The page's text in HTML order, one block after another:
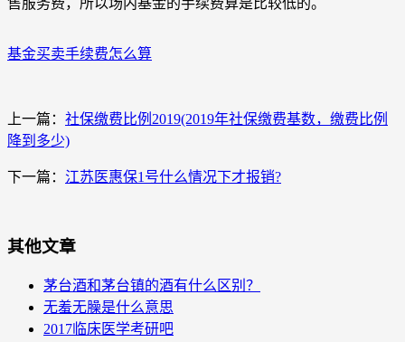
基金买卖手续费怎么算
上一篇： 社保缴费比例2019(2019年社保缴费基数，缴费比例
降到多少)
下一篇： 江苏医惠保1号什么情况下才报销?
其他文章
茅台酒和茅台镇的酒有什么区别？
无羞无臊是什么意思
2017临床医学考研吧